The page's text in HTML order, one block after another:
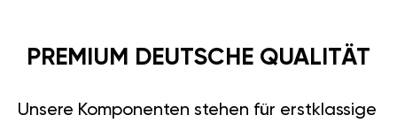
PREMIUM DEUTSCHE QUALITÄT
Unsere Komponenten stehen für erstklassige